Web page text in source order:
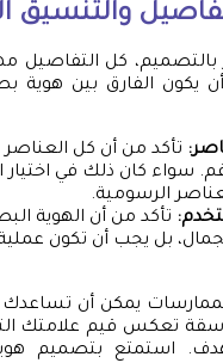
والتنسيق
بالتصميم، كل التفاصيل
يكون الفارق بين هوية
تأكد من أن كل
سواء كان ذلك في
الرسومية.
تأكد من أن الهوية
بل يجب أن تكون
يمكن أن تساعدك
تعكس قيم علامتك
استمتع بتصميم